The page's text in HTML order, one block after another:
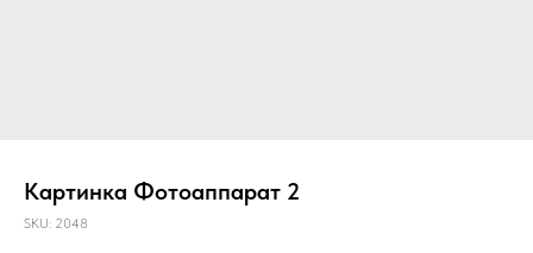
Картинка Фотоаппарат 2
SKU: 2048